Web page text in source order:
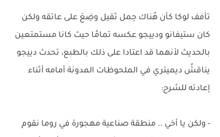
تأفف لوكا كأن هُناك حِمل ثقيل وضِعَ على عاتقه ولكن
كان ستيفانو ودييجو عكسه تمامًا حيث كانا مستمتعين
بالحديث لأنهما قد اعتادا على ذلك بالطبع، تحدث دييجو
يناقشُ ديميتري في الملحوظات المدونة أمامه أثناء
إعادته للشرح:
- ولكن يا أخي .. منطقة صناعية مهجورة في روما نقوم